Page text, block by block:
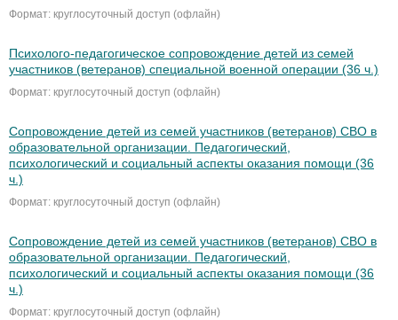
Формат: круглосуточный доступ (офлайн)
Психолого-педагогическое сопровождение детей из семей
участников (ветеранов) специальной военной операции (36 ч.)
Формат: круглосуточный доступ (офлайн)
Сопровождение детей из семей участников (ветеранов) СВО в
образовательной организации. Педагогический,
психологический и социальный аспекты оказания помощи (36
ч.)
Формат: круглосуточный доступ (офлайн)
Сопровождение детей из семей участников (ветеранов) СВО в
образовательной организации. Педагогический,
психологический и социальный аспекты оказания помощи (36
ч.)
Формат: круглосуточный доступ (офлайн)